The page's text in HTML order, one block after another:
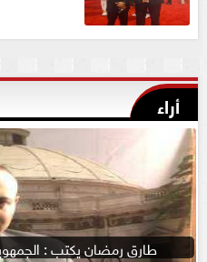
أراء
طارق رمضان يكتب :